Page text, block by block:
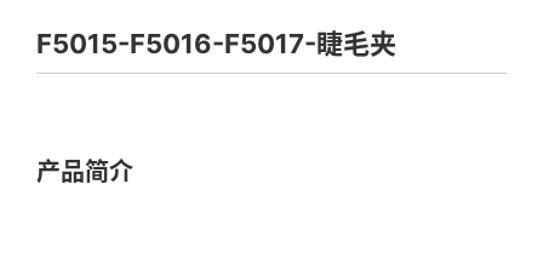
F5015-F5016-F5017-睫毛夹
产品简介